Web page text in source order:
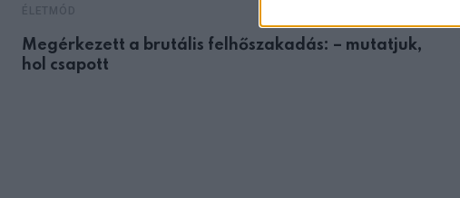
Megérkezett a brutális felhőszakadás: – mutatjuk,
hol csapott